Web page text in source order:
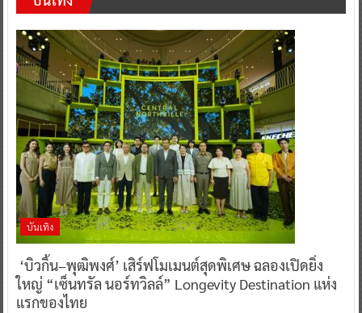
บันเทิง
‘บิวกิ้น–พุฒิพงศ์’ เสิร์ฟโมเมนต์สุดพิเศษ ฉลองเปิดยิ่ง
ใหญ่ “เซ็นทรัล นอร์ทวิลล์” Longevity Destination แห่ง
แรกของไทย